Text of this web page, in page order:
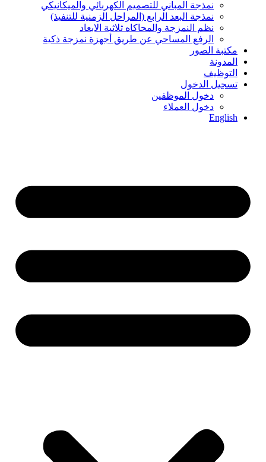
نمذجة المباني للتصمیم الكھربائي والمیكانیكي
نمذجة البعد الرابع (المراحل الزمنیة للتنفیذ)
نظم النمزجة والمحاكاه ثلاثیة الابعاد
الرفع المساحي عن طریق أجھزة نمزجة ذكیة
مكتبة الصور
المدونة
التوظيف
تسجيل الدخول
دخول الموظفين
دخول العملاء
English